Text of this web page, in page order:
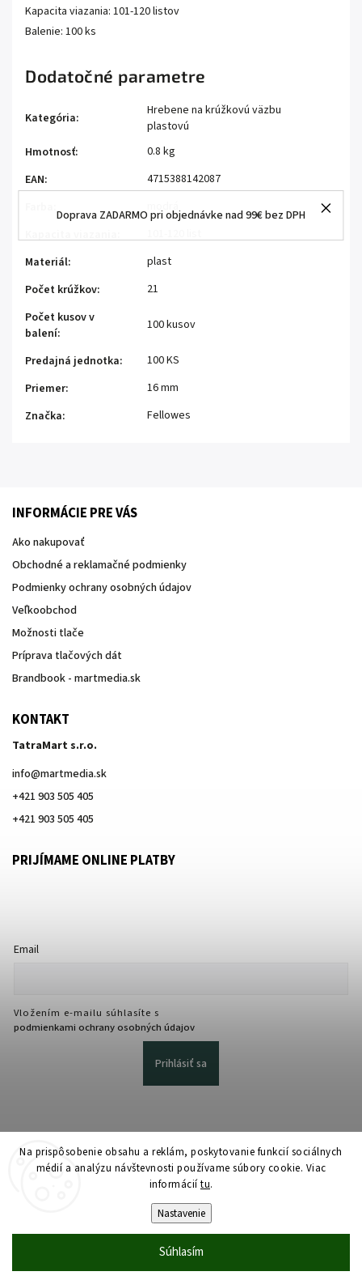
Na prispôsobenie obsahu a reklám, poskytovanie funkcií sociálnych
médií a analýzu návštevnosti používame súbory cookie. Viac
informáciítu.
Nastavenie
Súhlasím
Doprava ZADARMO pri objednávke nad 99€ bez DPH
Kapacita viazania: 101-120 listov
Balenie: 100 ks
Dodatočné parametre
Kategória:
Hrebene na krúžkovú väzbu
plastovú
Hmotnosť:
0.8 kg
EAN:
4715388142087
modrá
Materiál:
plast
Počet krúžkov:
21
Počet kusov v
balení:
100 kusov
Predajná jednotka:
100 KS
Priemer:
16 mm
Značka: Fellowes
INFORMÁCIE PRE VÁS
Ako nakupovať
Obchodné a reklamačné podmienky
Podmienky ochrany osobných údajov
Veľkoobchod
Možnosti tlače
Príprava tlačových dát
Brandbook - martmedia.sk
KONTAKT
TatraMart s.r.o.
info@martmedia.sk
+421 903 505 405
+421 903 505 405
PRIJÍMAME ONLINE PLATBY
Email
Vložením e-mailu súhlasíte s
podmienkami ochrany osobných údajov
Prihlásiť sa
Upraviť nastavenie cookies